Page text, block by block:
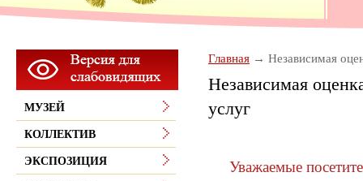
Главная Независимая
Независимая
услуг
Уважаемые
МУЗЕЙ
КОЛЛЕКТИВ
ЭКСПОЗИЦИЯ